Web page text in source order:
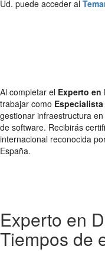
Ud. puede acceder al
Al completar el Experto en
trabajar como
gestionar infraestructura
de software. Recibirás
internacional reconocida
España.
Experto en
Tiempos de